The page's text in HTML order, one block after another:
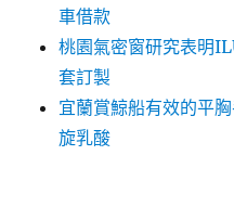
車借款
桃園氣密窗研究表明
套訂製
宜蘭賞鯨船有效的平
旋乳酸